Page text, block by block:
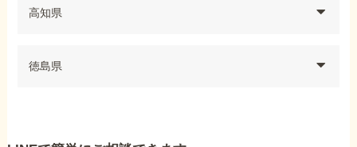
高知県
徳島県